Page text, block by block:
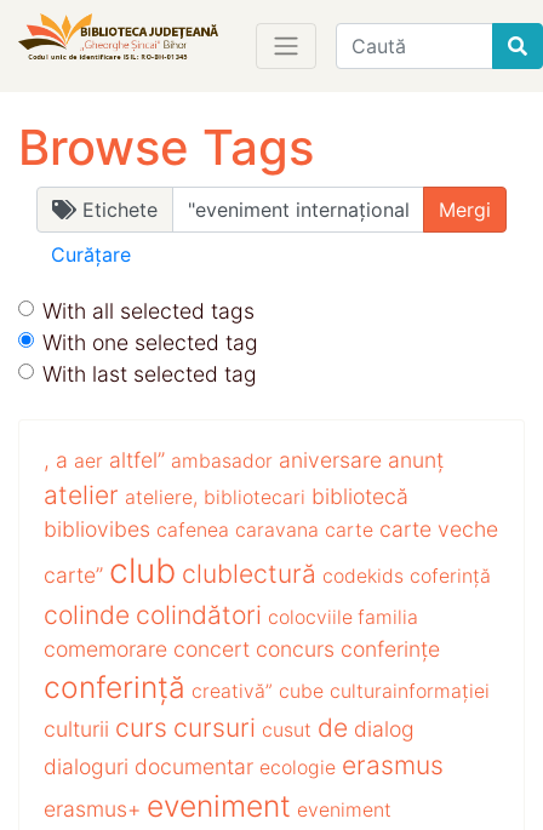
Find
Browse Tags
Etichete
Curățare
With all selected tags
With one selected tag
With last selected tag
, a aer altfel” ambasador aniversare anunț
atelier ateliere, bibliotecari bibliotecă
bibliovibes cafenea caravana carte carte veche
carte” club clublectură codekids coferință
colinde colindători colocviile familia
comemorare concert concurs conferințe
conferință creativă” cube culturainformației
culturii curs cursuri cusut de dialog
dialoguri documentar ecologie erasmus
erasmus+ eveniment eveniment